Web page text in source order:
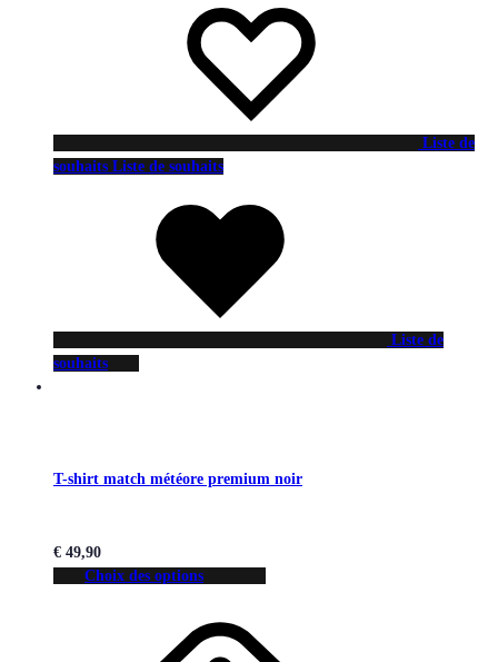
Liste de
souhaits Liste de souhaits
Liste de
souhaits
T-shirt match météore premium noir
€ 49,90
Choix des options